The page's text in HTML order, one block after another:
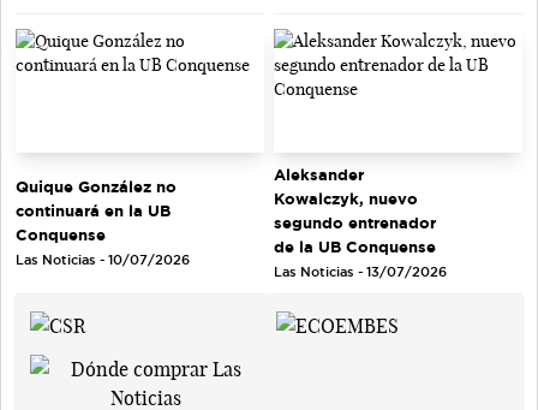
Quique González no
continuará en la UB
Conquense
Las Noticias - 10/07/2026
Aleksander
Kowalczyk, nuevo
segundo entrenador
de la UB Conquense
Las Noticias - 13/07/2026